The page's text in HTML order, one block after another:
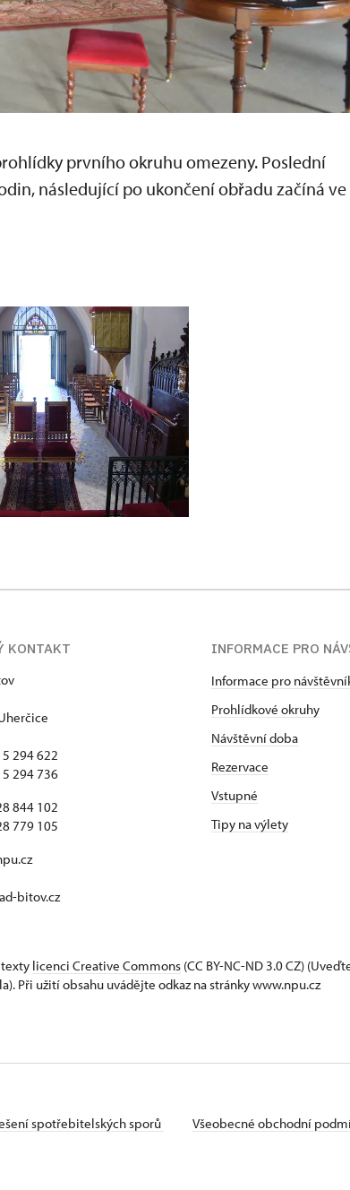
prvního okruhu omezeny. Poslední
následující po ukončení obřadu začíná ve
KONTAKT
294 622
294 736
844 102
779 105
bitov.cz
INFORMACE PRO
Informace pro
Prohlídkové okruhy
Návštěvní doba
Rezervace
Vstupné
Tipy na výlety
licenci Creative Commons (CC BY-NC-ND 3.0 CZ)
Při užití obsahu uvádějte odkaz na stránky www.npu.cz
spotřebitelských sporů Všeobecné obchodní